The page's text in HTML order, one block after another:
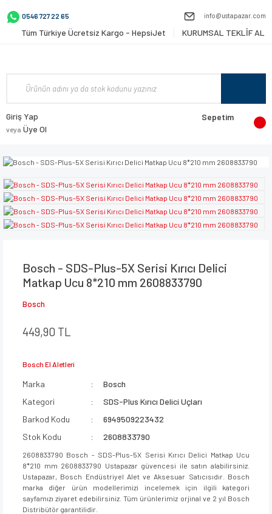
0546 727 22 65 info@ustapazar.com
Tüm Türkiye Ücretsiz Kargo - HepsiJet KURUMSAL TEKLİF AL
Giriş Yap
veya Üye Ol
Sepetim
Bosch - SDS-Plus-5X Serisi Kırıcı Delici
Matkap Ucu 8*210 mm 2608833790
Bosch
449,90 TL
Bosch El Aletleri
Marka
Bosch
Kategori
SDS-Plus Kırıcı Delici Uçları
Barkod Kodu
6949509223432
Stok Kodu
2608833790
2608833790 Bosch - SDS-Plus-5X Serisi Kırıcı Delici Matkap Ucu
8*210 mm 2608833790 Ustapazar güvencesi ile satın alabilirsiniz.
Ustapazar, Bosch Endüstriyel Alet ve Aksesuar Satıcısıdır. Bosch
marka diğer ürün modellerimizi incelemek için ilgili kategori
sayfamızı ziyaret edebilirsiniz. Tüm ürünlerimiz orjinal ve 2 yıl Bosch
Distribütör garantilidir.